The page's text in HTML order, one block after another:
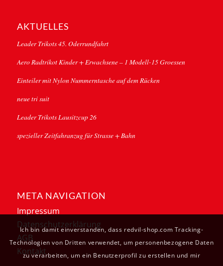
AKTUELLES
Leader Trikots 45. Oderrundfahrt
Aero Radtrikot Kinder + Erwachsene – 1 Modell-15 Groessen
Einteiler mit Nylon Nummerntasche auf dem Rücken
neue tri suit
Leader Trikots Lausitzcup 26
spezieller Zeitfahranzug für Strasse + Bahn
META NAVIGATION
Impressum
Datenschutzerklärung
AGB
Kontakt
Ich bin damit einverstanden, dass redvil-shop.com Tracking-
Technologien von Dritten verwendet, um personenbezogene Daten
zu verarbeiten, um ein Benutzerprofil zu erstellen und mir